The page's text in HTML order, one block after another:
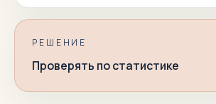
РЕШЕНИЕ
Проверять по статистике